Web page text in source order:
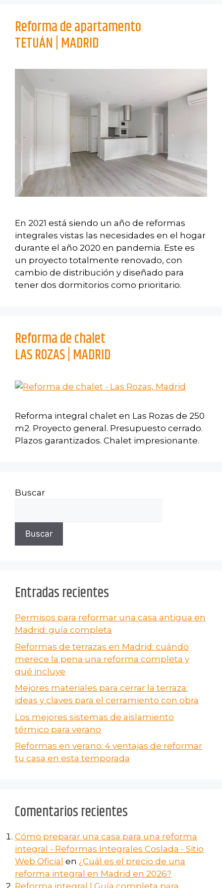
Reforma de apartamento
TETUÁN | MADRID
En 2021 está siendo un año de reformas
integrales vistas las necesidades en el hogar
durante el año 2020 en pandemia. Este es
un proyecto totalmente renovado, con
cambio de distribución y diseñado para
tener dos dormitorios como prioritario.
Reforma de chalet
LAS ROZAS | MADRID
Reforma integral chalet en Las Rozas de 250
m2. Proyecto general. Presupuesto cerrado.
Plazos garantizados. Chalet impresionante.
Buscar
Buscar
Entradas recientes
Permisos para reformar una casa antigua en
Madrid: guía completa
Reformas de terrazas en Madrid: cuándo
merece la pena una reforma completa y
qué incluye
Mejores materiales para cerrar la terraza:
ideas y claves para el cerramiento con obra
Los mejores sistemas de aislamiento
térmico para verano
Reformas en verano​: 4 ventajas de reformar
tu casa en esta temporada
Comentarios recientes
Cómo preparar una casa para una reforma
integral - Reformas Integrales Coslada - Sitio
Web Oficial en ¿Cuál es el precio de una
reforma integral en Madrid en 2026?